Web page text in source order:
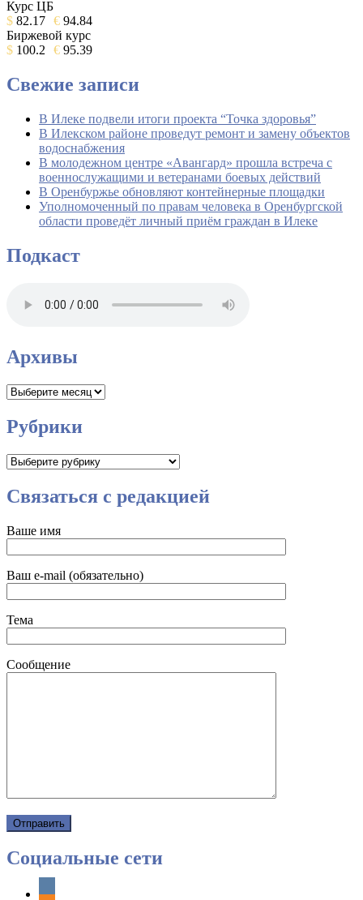
Курс ЦБ
$ 82.17 € 94.84
Биржевой курс
$ 100.2 € 95.39
Свежие записи
В Илеке подвели итоги проекта “Точка здоровья”
В Илекском районе проведут ремонт и замену объектов
водоснабжения
В молодежном центре «Авангард» прошла встреча с
военнослужащими и ветеранами боевых действий
В Оренбуржье обновляют контейнерные площадки
Уполномоченный по правам человека в Оренбургской
области проведёт личный приём граждан в Илеке
Подкаст
Архивы
Архивы
Рубрики
Рубрики
Связаться с редакцией
Ваше имя
Ваш e-mail (обязательно)
Тема
Сообщение
Социальные сети
vkontakte